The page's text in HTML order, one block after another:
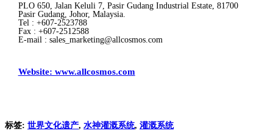
PLO 650, Jalan Keluli 7, Pasir Gudang Industrial Estate, 81700
Pasir Gudang, Johor, Malaysia.
Tel : +607-2523788
Fax : +607-2512588
E-mail : sales_marketing@allcosmos.com
Website: www.allcosmos.com
标签: 世界文化遗产, 水神灌溉系统, 灌溉系统